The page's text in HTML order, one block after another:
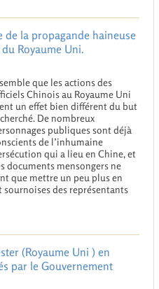
de la propagande haineuse
Royaume Uni.
que les actions des
Chinois au Royaume Uni
un effet bien différent du but
De nombreux
publiques sont déjà
de l’inhumaine
qui a lieu en Chine, et
documents mensongers ne
que mettre un peu plus en
des représentants
(Royaume Uni ) en
par le Gouvernement